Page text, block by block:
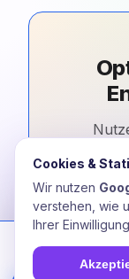
Cookies &
Wir nutzen
verstehen, wie
Ihrer
analysiert